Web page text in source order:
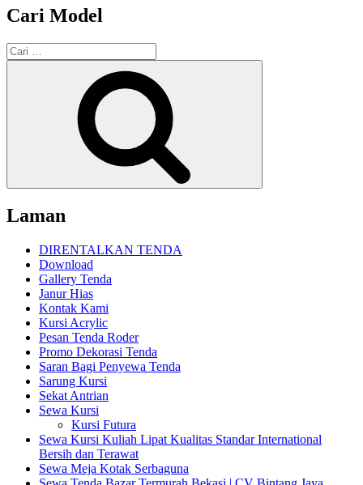
Cari Model
Pencarian
untuk:
Laman
DIRENTALKAN TENDA
Download
Gallery Tenda
Janur Hias
Kontak Kami
Kursi Acrylic
Pesan Tenda Roder
Promo Dekorasi Tenda
Saran Bagi Penyewa Tenda
Sarung Kursi
Sekat Antrian
Sewa Kursi
Kursi Futura
Sewa Kursi Kuliah Lipat Kualitas Standar International
Bersih dan Terawat
Sewa Meja Kotak Serbaguna